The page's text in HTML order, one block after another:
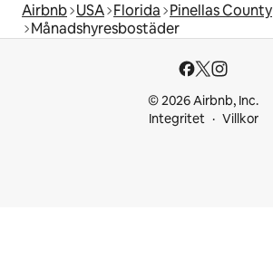
Airbnb USA Florida Pinellas County
Månadshyresbostäder
© 2026 Airbnb, Inc.
Integritet
Villkor